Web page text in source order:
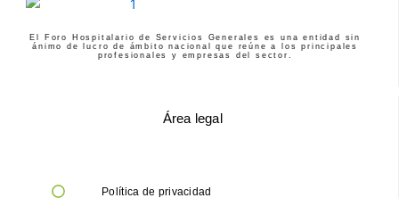
El Foro Hospitalario de Servicios Generales es una entidad sin
ánimo de lucro de ámbito nacional que reúne a los principales
profesionales y empresas del sector.
Área legal
Política de privacidad